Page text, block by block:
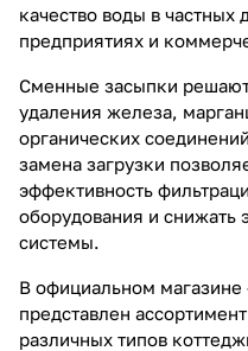
качество воды в частных
предприятиях и
Сменные засыпки
удаления железа,
органических
замена загрузки
эффективность
оборудования и снижать
системы.
В официальном магазине
представлен
различных типов